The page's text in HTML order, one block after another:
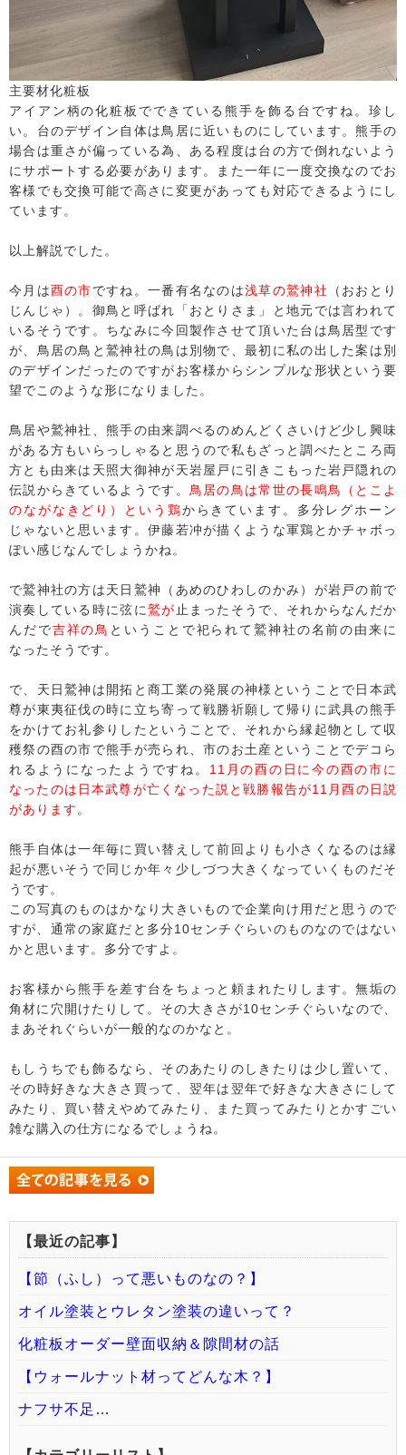
主要材化粧板
アイアン柄の化粧板でできている熊手を飾る台ですね。珍し
い。台のデザイン自体は鳥居に近いものにしています。熊手の
場合は重さが偏っている為、ある程度は台の方で倒れないよう
にサポートする必要があります。また一年に一度交換なのでお
客様でも交換可能で高さに変更があっても対応できるようにし
ています。
以上解説でした。
今月は酉の市ですね。一番有名なのは浅草の鷲神社
（おおとり
じんじゃ）。御鳥と呼ばれ「おとりさま」と地元では言われて
いるそうです。ちなみに今回製作させて頂いた台は鳥居型です
が、鳥居の鳥と鷲神社の鳥は別物で、最初に私の出した案は別
のデザインだったのですがお客様からシンプルな形状という要
望でこのような形になりました。
鳥居や鷲神社、熊手の由来調べるのめんどくさいけど少し興味
がある方もいらっしゃると思うので私もざっと調べたところ両
方とも由来は天照大御神が天岩屋戸に引きこもった岩戸隠れの
伝説からきているようです。 鳥居の鳥は常世の長鳴鳥（とこよ
のながなきどり）という鶏からきています。多分レグホーン
じゃないと思います。伊藤若冲が描くような軍鶏とかチャボっ
ぽい感じなんでしょうかね。
で鷲神社の方は天日鷲神（あめのひわしのかみ）が岩戸の前で
演奏している時に弦に鷲が 止まったそうで、それからなんだか
んだで吉祥の鳥 ということで祀られて鷲神社の名前の由来に
なったそうです。
で、天日鷲神は開拓と商工業の発展の神様ということで日本武
尊が東夷征伐の時に立ち寄って戦勝祈願して帰りに武具の熊手
をかけてお礼参りしたということで、それから縁起物として収
穫祭の酉の市で熊手が売られ、市のお土産ということでデコら
れるようになったようですね。 11月の酉の日に今の酉の市に
なったのは日本武尊が亡くなった説と戦勝報告が11月酉の日説
があります 。
熊手自体は一年毎に買い替えして前回よりも小さくなるのは縁
起が悪いそうで同じか年々少しづつ大きくなっていくものだそ
うです。
この写真のものはかなり大きいもので企業向け用だと思うので
すが、通常の家庭だと多分10センチぐらいのものなのではない
かと思います。多分ですよ。
お客様から熊手を差す台をちょっと頼まれたりします。無垢の
角材に穴開けたりして。その大きさが10センチぐらいなので、
まあそれぐらいが一般的なのかなと。
もしうちでも飾るなら、そのあたりのしきたりは少し置いて、
その時好きな大きさ買って、翌年は翌年で好きな大きさにして
みたり、買い替えやめてみたり、また買ってみたりとかすごい
雑な購入の仕方になるでしょうね。
【最近の記事】
【節（ふし）って悪いものなの？】
オイル塗装とウレタン塗装の違いって？
化粧板オーダー壁面収納＆隙間材の話
【ウォールナット材ってどんな木？】
ナフサ不足…